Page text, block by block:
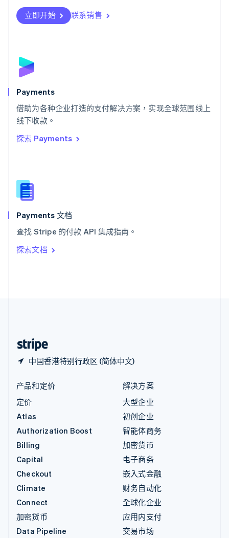
立即开始 联系销售
Payments
借助为各种企业打造的支付解决方案，实现全球范围线上
线下收款。
探索 Payments
Payments 文档
查找 Stripe 的付款 API 集成指南。
探索文档
中国香港特别行政区 (简体中文)
瑞士
DeutschFrançais
English
斯洛文尼亚
泰国
ไทยEnglish
希腊
English
西班牙
新西兰
English
匈牙利
English
ItalianoEnglish
印度
English
产品和定价
定价
Atlas
Authorization Boost
Billing
Capital
Checkout
Climate
Connect
加密货币
Data Pipeline
解决方案
大型企业
初创企业
智能体商务
加密货币
电子商务
嵌入式金融
财务自动化
全球化企业
应用内支付
交易市场